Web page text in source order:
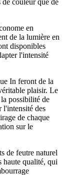
en
de la lumière en
disponibles
l'intensité
In feront de la
plaisir. Le
possibilité de
l'intensité des
de chaque
sur le
de feutre naturel
haute qualité, qui